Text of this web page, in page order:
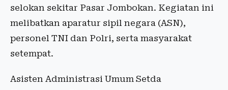
selokan sekitar Pasar Jombokan. Kegiatan ini
melibatkan aparatur sipil negara (ASN),
personel TNI dan Polri, serta masyarakat
setempat.
Asisten Administrasi Umum Setda